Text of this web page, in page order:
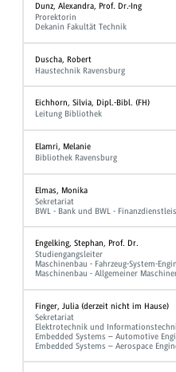
Dunz, Alexandra, Prof. Dr.-Ing
Prorektorin
Dekanin Fakultät Technik
Duscha, Robert
Haustechnik Ravensburg
Eichhorn, Silvia, Dipl.-Bibl. (FH)
Leitung Bibliothek
Elamri, Melanie
Bibliothek Ravensburg
Elmas, Monika
Sekretariat
BWL - Bank und BWL -
Engelking, Stephan, Prof. Dr.
Studiengangsleiter
Maschinenbau - Fahrzeug-System-
Maschinenbau - Allgemeiner
Finger, Julia (derzeit nicht im Hause)
Sekretariat
Elektrotechnik und
Embedded Systems – Automotive
Embedded Systems – Aerospace